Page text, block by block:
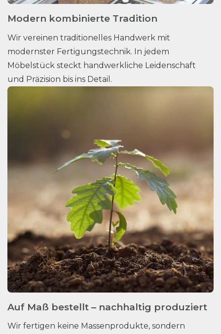
Modern kombinierte Tradition
Wir vereinen traditionelles Handwerk mit
modernster Fertigungstechnik. In jedem
Möbelstück steckt handwerkliche Leidenschaft
und Präzision bis ins Detail.
Auf Maß bestellt – nachhaltig produziert
Wir fertigen keine Massenprodukte, sondern